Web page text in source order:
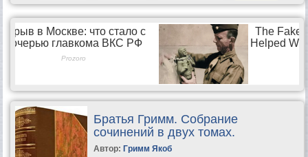
Братья Гримм. Собрание
сочинений в двух томах.
Автор: Гримм Якоб